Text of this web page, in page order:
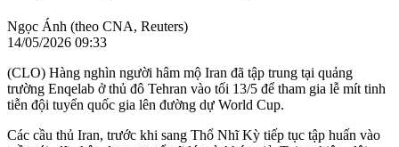
Ngọc Ánh (theo CNA, Reuters)
14/05/2026 09:33
(CLO) Hàng nghìn người hâm mộ Iran đã tập trung tại quảng
trường Enqelab ở thủ đô Tehran vào tối 13/5 để tham gia lễ mít tinh
tiễn đội tuyển quốc gia lên đường dự World Cup.
Các cầu thủ Iran, trước khi sang Thổ Nhĩ Kỳ tiếp tục tập huấn vào